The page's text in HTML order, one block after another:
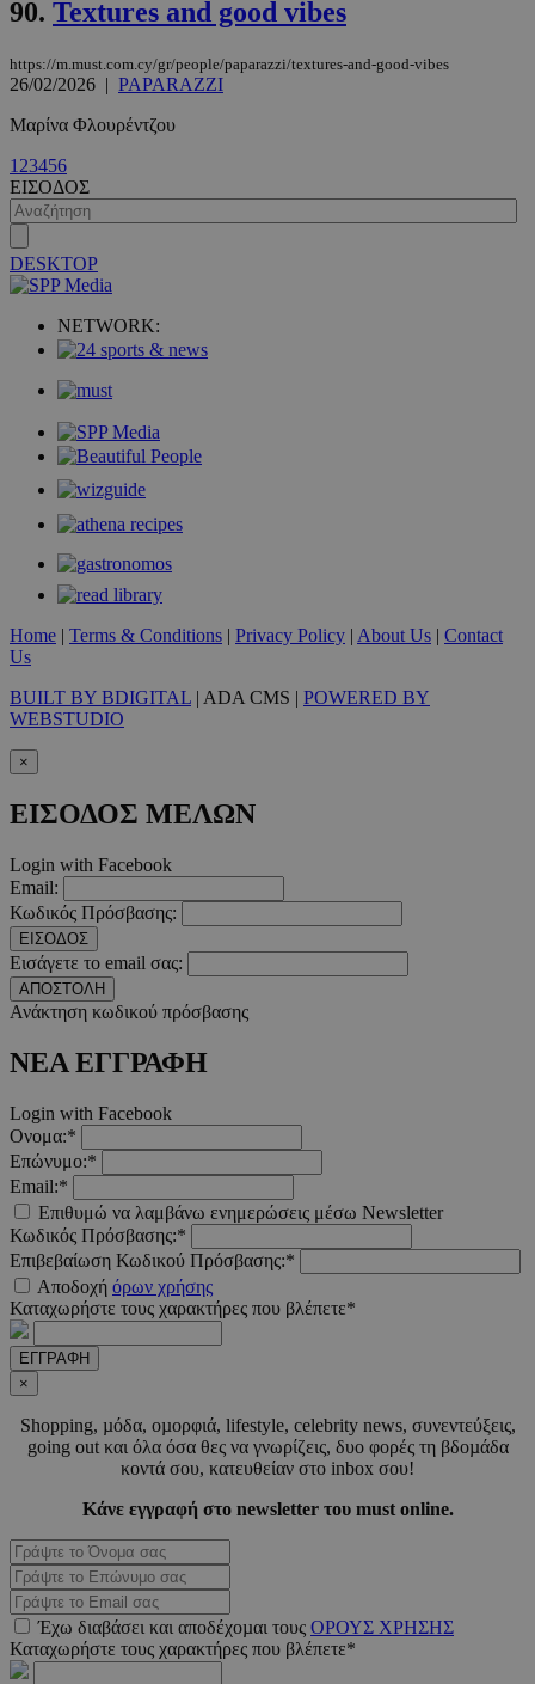
90. Textures and good vibes
https://m.must.com.cy/gr/people/paparazzi/textures-and-good-vibes
26/02/2026 | PAPARAZZI
Μαρίνα Φλουρέντζου
1 23456
ΕΙΣΟΔΟΣ
DESKTOP
NETWORK:
Home | Terms & Conditions | Privacy Policy | About Us | Contact
Us
BUILT BY BDIGITAL | ADA CMS | POWERED BY
WEBSTUDIO
×
ΕΙΣΟΔΟΣ ΜΕΛΩΝ
Login with Facebook
Email:
Κωδικός Πρόσβασης:
ΕΙΣΟΔΟΣ
Εισάγετε το email σας:
ΑΠΟΣΤΟΛΗ
Ανάκτηση κωδικού πρόσβασης
ΝΕΑ ΕΓΓΡΑΦΗ
Login with Facebook
Ονομα:*
Επώνυμο:*
Email:*
Επιθυμώ να λαμβάνω ενημερώσεις μέσω Newsletter
Κωδικός Πρόσβασης:*
Επιβεβαίωση Κωδικού Πρόσβασης:*
Αποδοχή όρων χρήσης
Καταχωρήστε τους χαρακτήρες που βλέπετε*
ΕΓΓΡΑΦΗ
×
Shopping, µόδα, οµορφιά, lifestyle, celebrity news, συνεντεύξεις,
going out και όλα όσα θες να γνωρίζεις, δυο φορές τη βδοµάδα
κοντά σου, κατευθείαν στο inbox σου!
Κάνε εγγραφή στο newsletter του must online.
Έχω διαβάσει και αποδέχοµαι τους ΟΡΟΥΣ ΧΡΗΣΗΣ
Καταχωρήστε τους χαρακτήρες που βλέπετε*
VISITOR_PRIVACY_METADATA
AdSphere-GDPR
delivery.ad-
sphere.eu
1 χρόνος
Ονοματεπώνυμο
Προμηθευτής/
Ονοματεπώνυμο
Προμηθευτής
/Πεδίο
Ονοματεπώνυμο
/Πεδίο
Λήξη Περιγραφή
__Secure-